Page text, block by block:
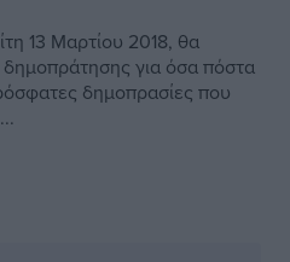
13 Μαρτίου 2018, θα
δημοπράτησης για όσα πόστα
δημοπρασίες που